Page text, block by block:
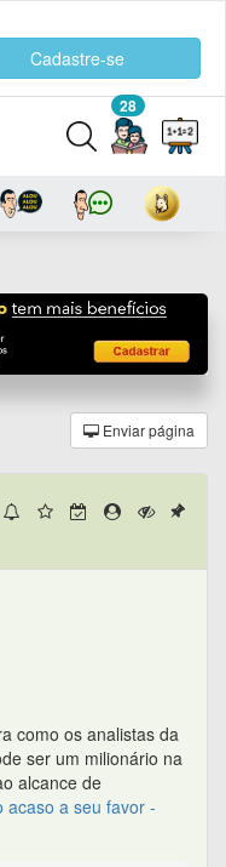
Cadastre-se
28
Enviar página
como os analistas da
ser um milionário na
alcance de
acaso a seu favor -